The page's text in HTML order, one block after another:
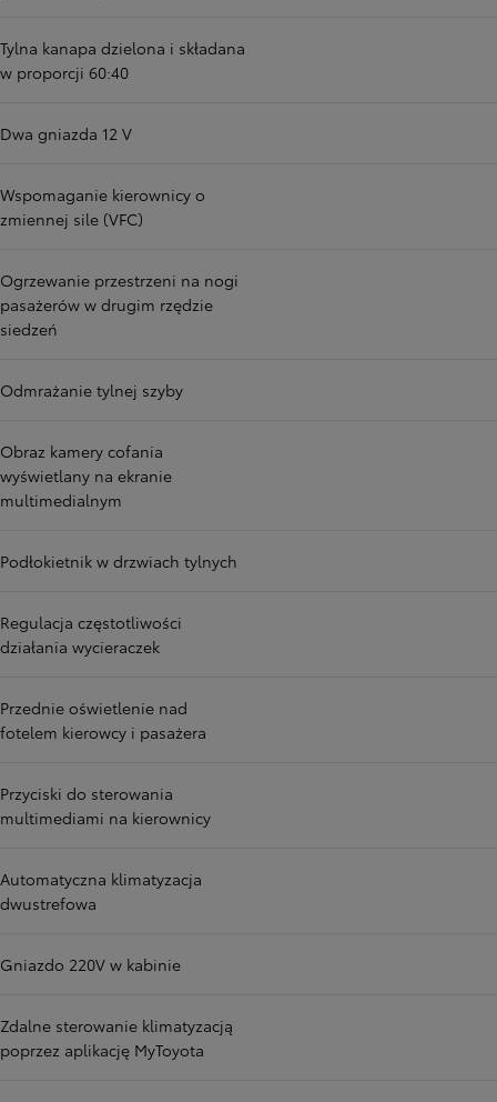
Tylna kanapa dzielona i składana
w proporcji 60:40
Dwa gniazda 12 V
Wspomaganie kierownicy o
zmiennej sile (VFC)
Ogrzewanie przestrzeni na nogi
pasażerów w drugim rzędzie
siedzeń
Odmrażanie tylnej szyby
Obraz kamery cofania
wyświetlany na ekranie
multimedialnym
Podłokietnik w drzwiach tylnych
Regulacja częstotliwości
działania wycieraczek
Przednie oświetlenie nad
fotelem kierowcy i pasażera
Przyciski do sterowania
multimediami na kierownicy
Automatyczna klimatyzacja
dwustrefowa
Gniazdo 220V w kabinie
Zdalne sterowanie klimatyzacją
poprzez aplikację MyToyota